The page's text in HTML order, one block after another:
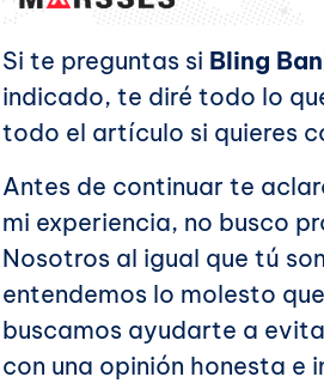
Si te preguntas si Bling
indicado, te diré todo lo
todo el artículo si quieres
Antes de continuar te
mi experiencia, no busco
Nosotros al igual que tú
entendemos lo molesto
buscamos ayudarte a
con una opinión honesta e